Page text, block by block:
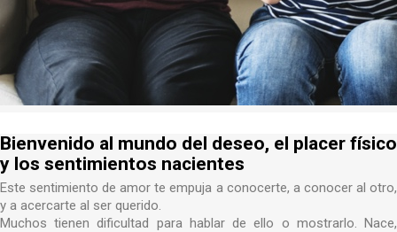
Bienvenido al mundo del deseo, el placer físico
y los sentimientos nacientes
Este sentimiento de amor te empuja a conocerte, a conocer al otro,
y a acercarte al ser querido.
Muchos tienen dificultad para hablar de ello o mostrarlo. Nace,